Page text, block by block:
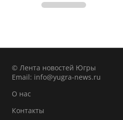
© Лента новостей Югры
Email: info@yugra-news.ru
О нас
Контакты